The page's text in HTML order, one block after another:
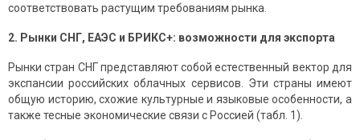
соответствовать растущим требованиям рынка.
2. Рынки СНГ, ЕАЭС и БРИКС+: возможности для экспорта
Рынки стран СНГ представляют собой естественный вектор для
экспансии российских облачных сервисов. Эти страны имеют
общую историю, схожие культурные и языковые особенности, а
также тесные экономические связи с Россией (табл. 1).